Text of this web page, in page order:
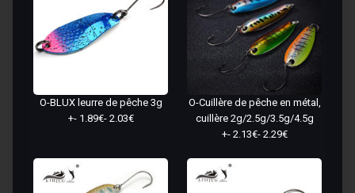
O-BLUX leurre de pêche 3g
+- 1.89€- 2.03€
O-Cuillère de pêche en métal,
cuillère 2g/2.5g/3.5g/4.5g
+- 2.13€- 2.29€